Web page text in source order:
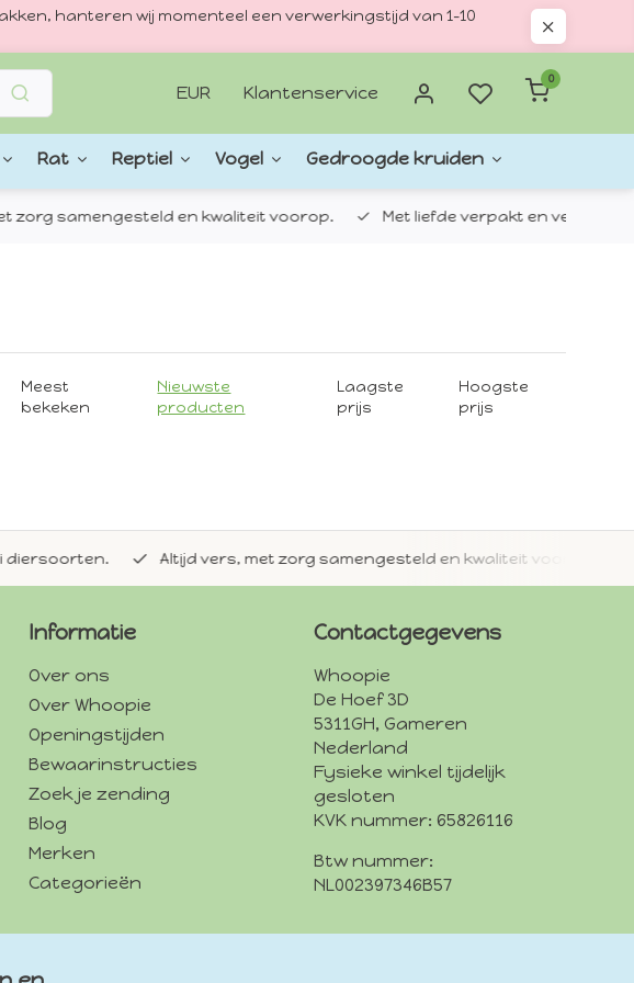
hanteren wij momenteel een verwerkingstijd van 1–10
EUR Klantenservice
0
Rat Reptiel Vogel Gedroogde kruiden
samengesteld en kwaliteit voorop. Met liefde verpakt en verzonden.
Meest
bekeken
Nieuwste
producten
Laagste
prijs
Hoogste
prijs
Altijd vers, met zorg samengesteld en kwaliteit voorop.
Informatie
Over ons
Over Whoopie
Openingstijden
Bewaarinstructies
Zoek je zending
Blog
Merken
Categorieën
Contactgegevens
Whoopie
De Hoef 3D
5311GH, Gameren
Nederland
Fysieke winkel tijdelijk
gesloten
KVK nummer: 65826116
Btw nummer:
NL002397346B57